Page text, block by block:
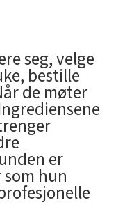
seg, velge
bestille
de møter
er
hun